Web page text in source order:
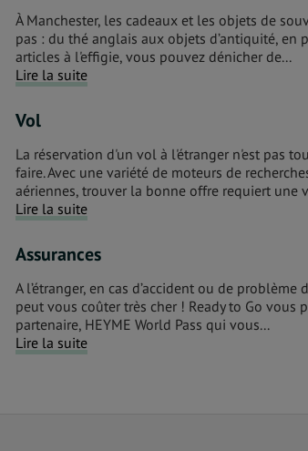
À Manchester, les cadeaux et les objets de
pas : du thé anglais aux objets d’antiquité, en
articles à l'effigie, vous pouvez dénicher de...
Lire la suite
Vol
La réservation d'un vol à l'étranger n'est pas
faire. Avec une variété de moteurs de
aériennes, trouver la bonne offre requiert une
Lire la suite
Assurances
A l’étranger, en cas d’accident ou de problème
peut vous coûter très cher ! Ready to Go vous
partenaire, HEYME World Pass qui vous...
Lire la suite